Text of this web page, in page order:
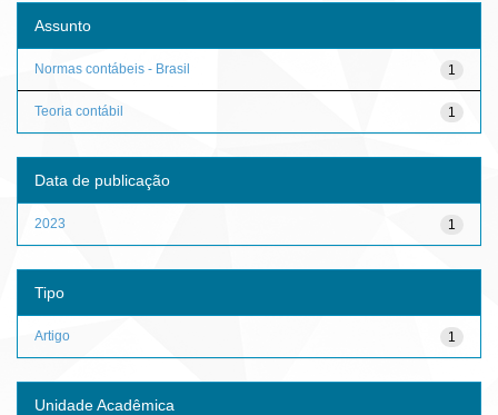
Assunto
1
Normas contábeis - Brasil
1
Teoria contábil
Data de publicação
1
2023
Tipo
1
Artigo
Unidade Acadêmica